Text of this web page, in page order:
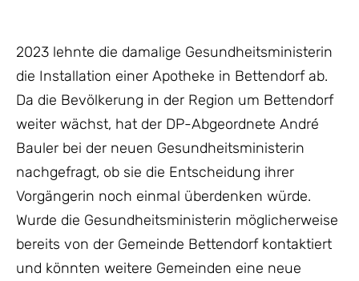
2023 lehnte die damalige Gesundheitsministerin
die Installation einer Apotheke in Bettendorf ab.
Da die Bevölkerung in der Region um Bettendorf
weiter wächst, hat der DP-Abgeordnete André
Bauler bei der neuen Gesundheitsministerin
nachgefragt, ob sie die Entscheidung ihrer
Vorgängerin noch einmal überdenken würde.
Wurde die Gesundheitsministerin möglicherweise
bereits von der Gemeinde Bettendorf kontaktiert
und könnten weitere Gemeinden eine neue